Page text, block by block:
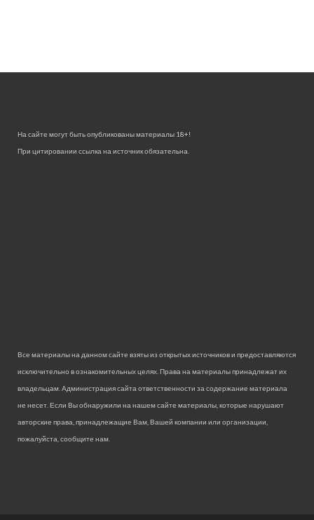
На сайте могут быть опубликованы материалы 18+!
При цитировании ссылка на источник обязательна.
Все материалы на данном сайте взяты из открытых источников и предоставляются
исключительно в ознакомительных целях. Права на материалы принадлежат их
владельцам. Администрация сайта ответственности за содержание материала
не несет. Если Вы обнаружили на нашем сайте материалы, которые нарушают
авторские права, принадлежащие Вам, Вашей компании или организации,
пожалуйста, сообщите нам.